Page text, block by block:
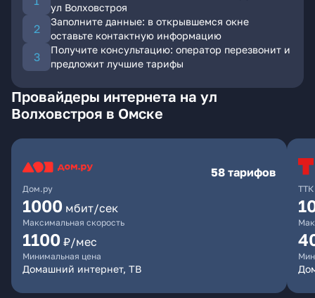
ул Волховстроя
Заполните данные: в открывшемся окне
оставьте контактную информацию
Получите консультацию: оператор перезвонит и
предложит лучшие тарифы
Провайдеры интернета на ул
Волховстроя в Омске
Дом.ру
58 тарифов
1000 мбит/сек
Максимальная скорость
1100 ₽/мес
Минимальная цена
Домашний интернет, ТВ
ТТК